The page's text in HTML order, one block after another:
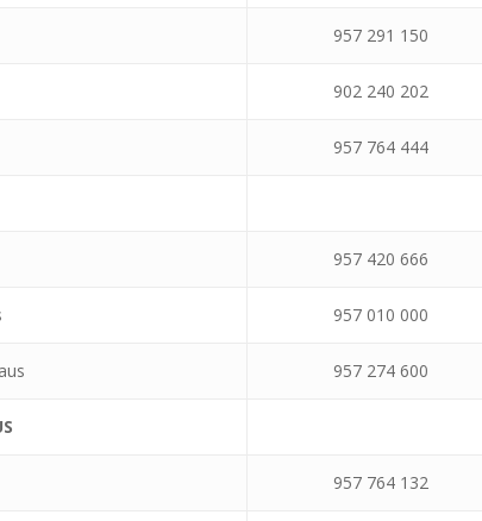
957 291 150
902 240 202
957 764 444
957 420 666
957 010 000
957 274 600
957 764 132